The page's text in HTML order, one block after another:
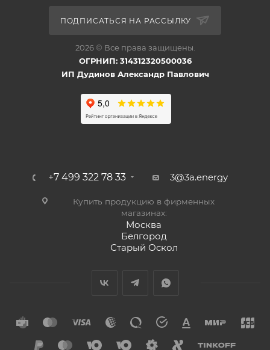
ПОДПИСАТЬСЯ НА РАССЫЛКУ
2026 © Все права защищены.
ОГРНИП: 314312320500036
ИП Дудинов Александр Павлович
+7 499 322 78 33 3@3a.energy
Купить продукцию в фирменных
магазинах:
Москва
Белгород
Старый Оскол